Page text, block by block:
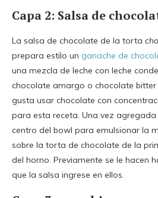
Capa 2: Salsa de
La salsa de chocolate de la torta
prepara estilo un ganache de
una mezcla de leche con leche
chocolate amargo o chocolate
gusta usar chocolate con
para esta receta. Una vez agregada
centro del bowl para emulsionar la
sobre la torta de chocolate de la
del horno. Previamente se le hacen
que la salsa ingrese en ellos.